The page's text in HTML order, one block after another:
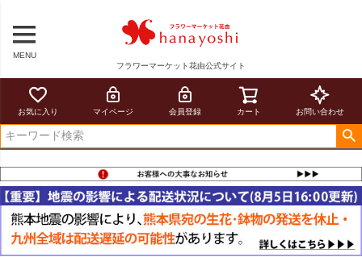
MENU
フラワーマーケット花由公式サイト
お気に入り マイページ 会員登録 カート お問い合わせ